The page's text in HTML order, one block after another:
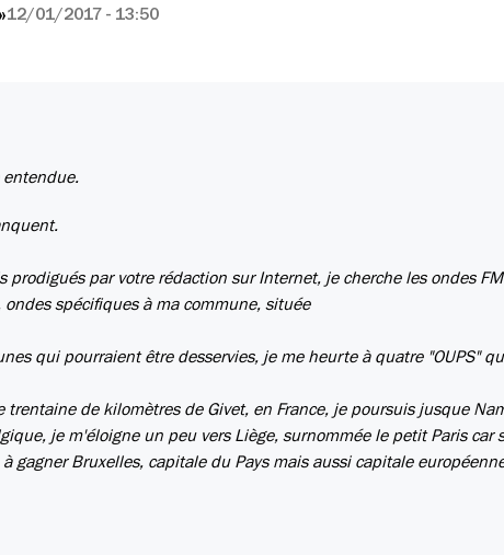
12/01/2017 - 13:50
par votre rédaction sur Internet, je cherche les ondes
spécifiques à ma commune, située
qui pourraient être desservies, je me heurte à quatre "OUPS"
trentaine de kilomètres de Givet, en France, je poursuis jusque
je m'éloigne un peu vers Liège, surnommée le petit Paris car
gagner Bruxelles, capitale du Pays mais aussi capitale